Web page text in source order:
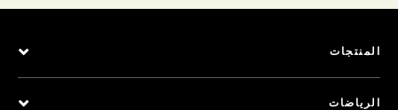
المنتجات
الرياضات